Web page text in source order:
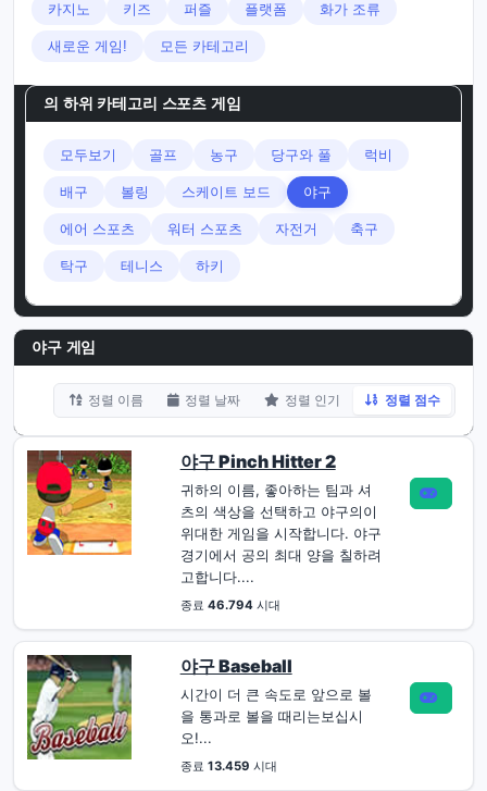
카지노 키즈 퍼즐 플랫폼 화가 조류
새로운 게임! 모든 카테고리
의 하위 카테고리 스포츠 게임
모두보기 골프 농구 당구와 풀 럭비
배구 볼링 스케이트 보드 야구
에어 스포츠 워터 스포츠 자전거 축구
탁구 테니스 하키
야구 게임
정렬 이름 정렬 날짜 정렬 인기 정렬 점수
야구 Pinch Hitter 2
귀하의 이름, 좋아하는 팀과 셔
츠의 색상을 선택하고 야구의이
위대한 게임을 시작합니다. 야구
경기에서 공의 최대 양을 칠하려
고합니다....
종료 46.794시대
야구 Baseball
시간이 더 큰 속도로 앞으로 볼
을 통과로 볼을 때리는보십시
오!...
종료 13.459 시대